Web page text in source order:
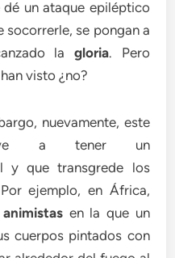
un ataque epiléptico
socorrerle, se pongan a
lagloria. Pero
visto ¿no?
nuevamente, este
a tener un
y que transgrede los
ejemplo, en África,
en la que un
cuerpos pintados con